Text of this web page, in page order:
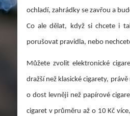
ochladí, zahrádky se zavřou a
Co ale dělat, když si chcete i
porušovat pravidla, nebo
Můžete zvolit elektronické
dražší než klasické cigarety,
o dost levněji než papírové
cigaret v průměru až o 10 Kč